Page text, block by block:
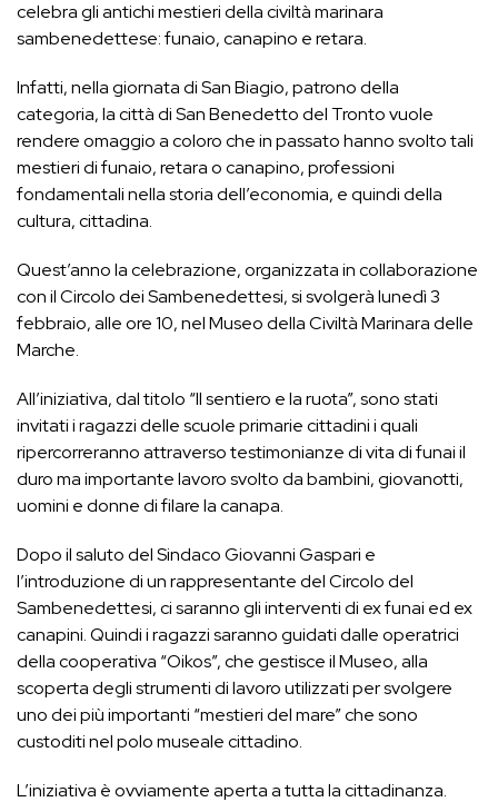
celebra gli antichi mestieri della civiltà marinara
sambenedettese: funaio, canapino e retara.
Infatti, nella giornata di San Biagio, patrono della
categoria, la città di San Benedetto del Tronto vuole
rendere omaggio a coloro che in passato hanno svolto tali
mestieri di funaio, retara o canapino, professioni
fondamentali nella storia dell’economia, e quindi della
cultura, cittadina.
Quest’anno la celebrazione, organizzata in collaborazione
con il Circolo dei Sambenedettesi, si svolgerà lunedì 3
febbraio, alle ore 10, nel Museo della Civiltà Marinara delle
Marche.
All’iniziativa, dal titolo “Il sentiero e la ruota”, sono stati
invitati i ragazzi delle scuole primarie cittadini i quali
ripercorreranno attraverso testimonianze di vita di funai il
duro ma importante lavoro svolto da bambini, giovanotti,
uomini e donne di filare la canapa.
Dopo il saluto del Sindaco Giovanni Gaspari e
l’introduzione di un rappresentante del Circolo del
Sambenedettesi, ci saranno gli interventi di ex funai ed ex
canapini. Quindi i ragazzi saranno guidati dalle operatrici
della cooperativa “Oikos”, che gestisce il Museo, alla
scoperta degli strumenti di lavoro utilizzati per svolgere
uno dei più importanti “mestieri del mare” che sono
custoditi nel polo museale cittadino.
L’iniziativa è ovviamente aperta a tutta la cittadinanza.